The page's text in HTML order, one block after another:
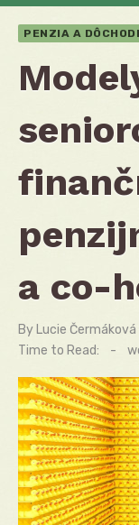
PENZIA A
a co-
By Lucie Čermáková
Time to Read:
-